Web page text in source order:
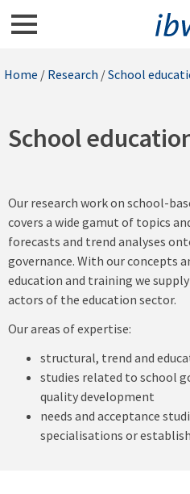
Home / Research /School
School
Our research work on school-
covers a wide gamut of topics
forecasts and trend analyses
governance. With our concepts
education and training we
actors of the education sector.
Our areas of expertise:
structural, trend and
studies related to school
quality development
needs and acceptance
specialisations or